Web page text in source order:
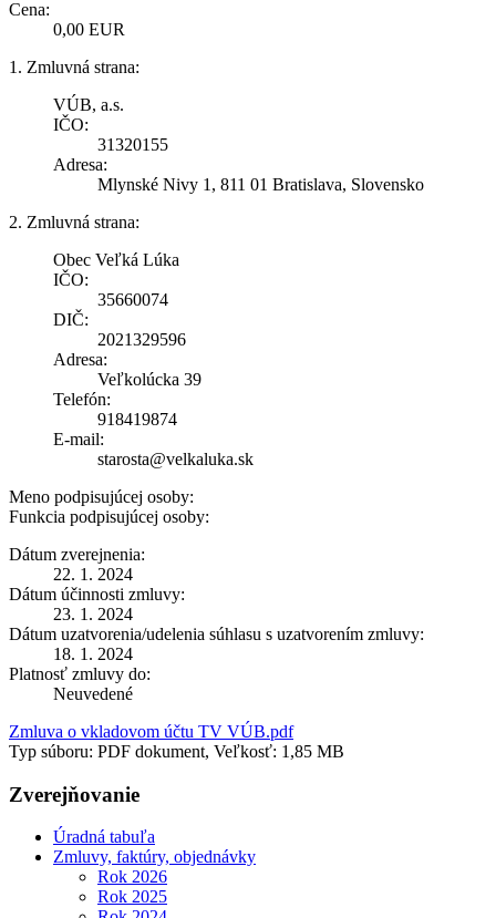
Cena:
0,00 EUR
1. Zmluvná strana:
VÚB, a.s.
IČO:
31320155
Adresa:
Mlynské Nivy 1, 811 01 Bratislava, Slovensko
2. Zmluvná strana:
Obec Veľká Lúka
IČO:
35660074
DIČ:
2021329596
Adresa:
Veľkolúcka 39
Telefón:
918419874
E-mail:
starosta@velkaluka.sk
Meno podpisujúcej osoby:
Funkcia podpisujúcej osoby:
Dátum zverejnenia:
22. 1. 2024
Dátum účinnosti zmluvy:
23. 1. 2024
Dátum uzatvorenia/udelenia súhlasu s uzatvorením zmluvy:
18. 1. 2024
Platnosť zmluvy do:
Neuvedené
Zmluva o vkladovom účtu TV VÚB.pdf
Typ súboru: PDF dokument, Veľkosť: 1,85 MB
Zverejňovanie
Úradná tabuľa
Zmluvy, faktúry, objednávky
Rok 2026
Rok 2025